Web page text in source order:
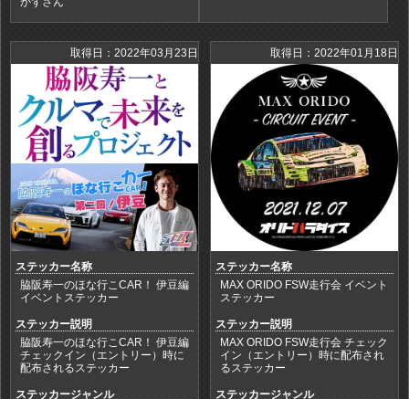
取得日：2022年03月23日
ステッカー名称
脇阪寿一のほな行こCAR！ 伊豆編
イベントステッカー
ステッカー説明
脇阪寿一のほな行こCAR！ 伊豆編
チェックイン（エントリー）時に
配布されるステッカー
ステッカージャンル
取得日：2022年01月18日
ステッカー名称
MAX ORIDO FSW走行会 イベント
ステッカー
ステッカー説明
MAX ORIDO FSW走行会 チェック
イン（エントリー）時に配布され
るステッカー
ステッカージャンル